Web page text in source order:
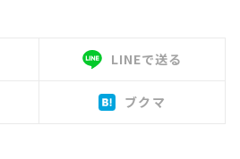
LINEで送る
ブクマ